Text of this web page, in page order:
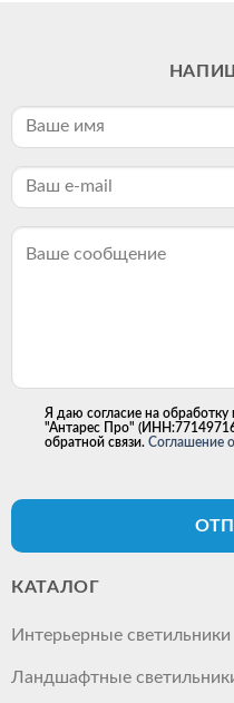
Я даю согласие на
"Антарес Про"
обратной связи. Соглашение
КАТАЛОГ
Интерьерные светильники
Ландшафтные